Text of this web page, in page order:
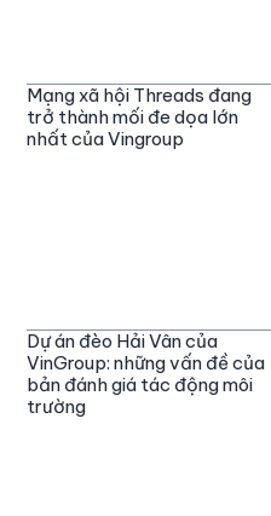
Mạng xã hội Threads đang
trở thành mối đe dọa lớn
nhất của Vingroup
Dự án đèo Hải Vân của
VinGroup: những vấn đề của
bản đánh giá tác động môi
trường